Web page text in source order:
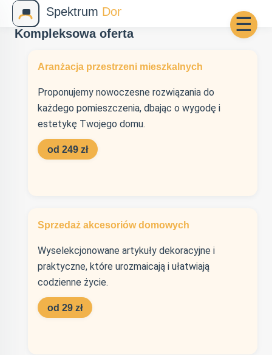
☰
Kompleksowa oferta
Aranżacja przestrzeni mieszkalnych
Proponujemy nowoczesne rozwiązania do
każdego pomieszczenia, dbając o wygodę i
estetykę Twojego domu.
od 249 zł
Sprzedaż akcesoriów domowych
Wyselekcjonowane artykuły dekoracyjne i
praktyczne, które urozmaicają i ułatwiają
codzienne życie.
od 29 zł